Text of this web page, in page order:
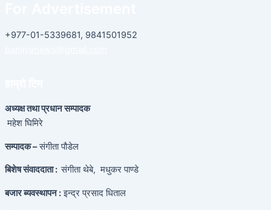
+977-01-5339681, 9841501952
अध्यक्ष तथा प्रधान सम्पादक
महेश घिमिरे
सम्पादक –संगीता पौडेल
बिशेष संवाददाता : संगीता थेबे,मधुकर पाण्डे
बजार ब्यवस्थापन :इन्द्र प्रसाद धिताल